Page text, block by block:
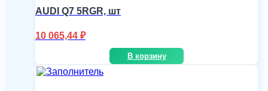
AUDI Q7 5RGR, шт
10 065,44 ₽
В корзину